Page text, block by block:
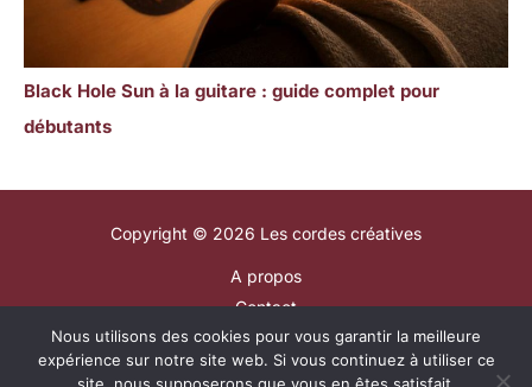
Black Hole Sun à la guitare : guide complet pour
débutants
Copyright © 2026 Les cordes créatives
A propos
Contact
Plan du site
Mentions légales
Nous utilisons des cookies pour vous garantir la meilleure
expérience sur notre site web. Si vous continuez à utiliser ce